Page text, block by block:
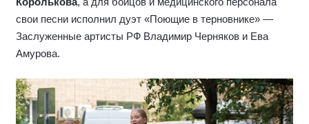
свои песни исполнил дуэт «Поющие в терновнике» —
Заслуженные артисты РФ Владимир Черняков и Ева
Амурова.